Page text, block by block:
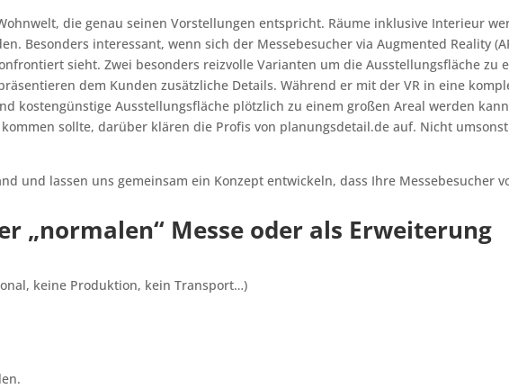
die genau seinen Vorstellungen entspricht. Räume inklusive Interieur
Besonders interessant, wenn sich der Messebesucher via Augmented Reality
sieht. Zwei besonders reizvolle Varianten um die Ausstellungsfläche zu
dem Kunden zusätzliche Details. Während er mit der VR in eine
kostengünstige Ausstellungsfläche plötzlich zu einem großen Areal werden
sollte, darüber klären die Profis von planungsdetail.de auf. Nicht
und lassen uns gemeinsam ein Konzept entwickeln, dass Ihre Messebesucher
„normalen“ Messe oder als Erweiterung
keine Produktion, kein Transport…)